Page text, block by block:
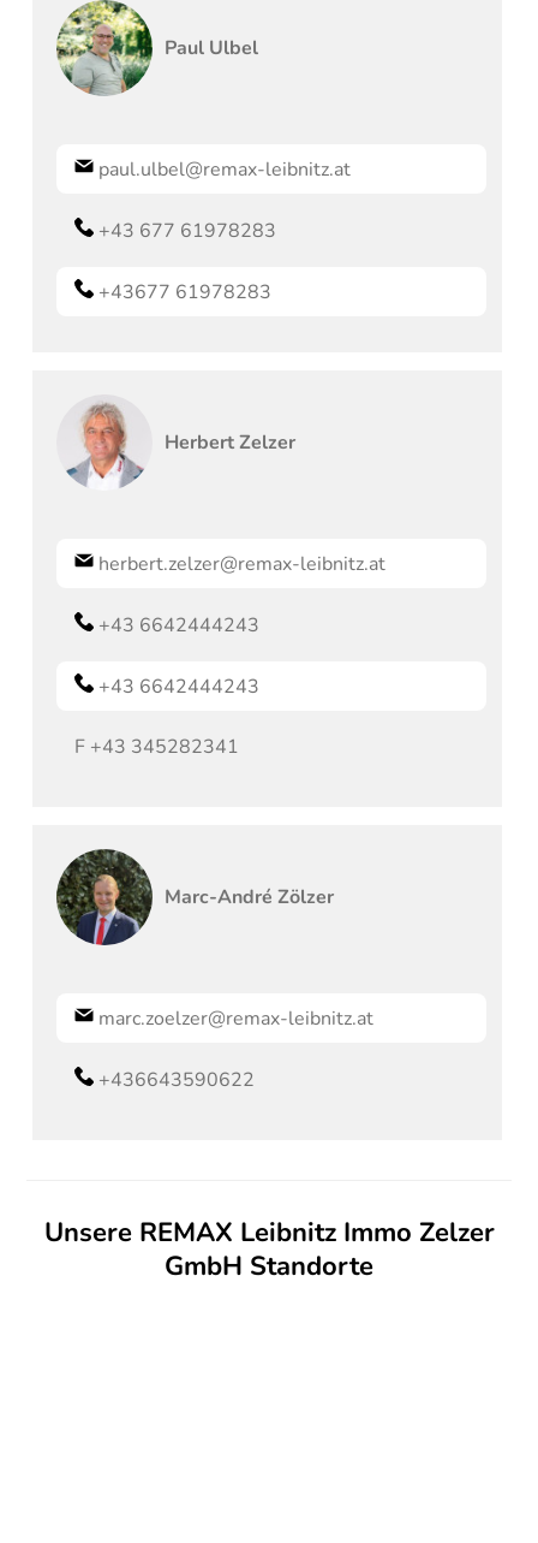
Paul Ulbel
paul.ulbel@remax-leibnitz.at
+43 677 61978283
+43677 61978283
Herbert Zelzer
herbert.zelzer@remax-leibnitz.at
+43 6642444243
+43 6642444243
F +43 345282341
Marc-André Zölzer
marc.zoelzer@remax-leibnitz.at
+436643590622
Unsere REMAX Leibnitz Immo Zelzer
GmbH Standorte